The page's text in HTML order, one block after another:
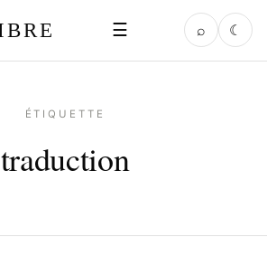
☰ ⌕ ☾
ÉTIQUETTE
traduction